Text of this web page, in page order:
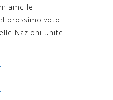
le
prossimo voto
Nazioni Unite